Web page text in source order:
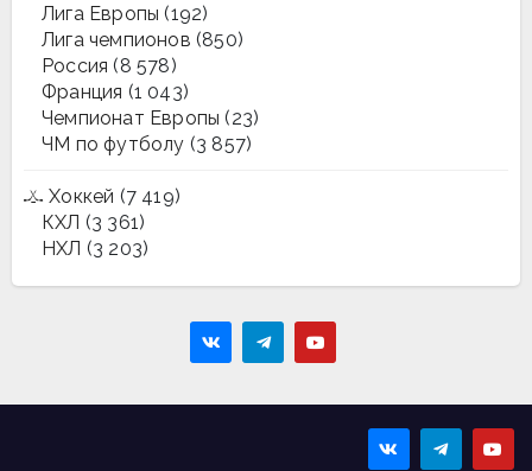
Лига Европы (192)
Лига чемпионов (850)
Россия (8 578)
Франция (1 043)
Чемпионат Европы (23)
ЧМ по футболу (3 857)
Хоккей (7 419)
КХЛ (3 361)
НХЛ (3 203)